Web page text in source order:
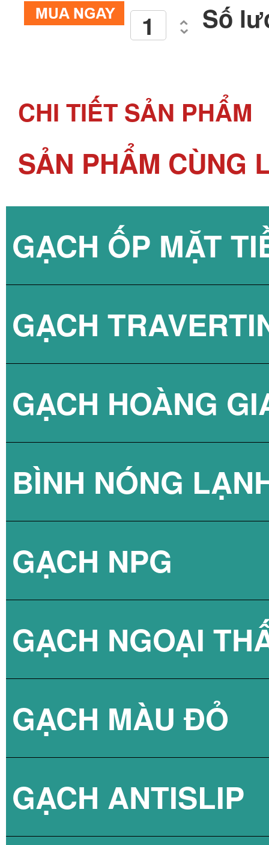
Số
CHI TIẾT SẢN PHẨM
SẢN PHẨM CÙNG
GẠCH ỐP MẶT
GẠCH
GẠCH HOÀNG
BÌNH NÓNG
BÌNH NÓNG
BÌNH NÓNG
BÌNH NÓNG
BÌNH NÓNG
GẠCH NPG
GẠCH NPG
GẠCH NPG
GẠCH NGOẠI
GẠCH MÀU ĐỎ
GẠCH ANTISLIP